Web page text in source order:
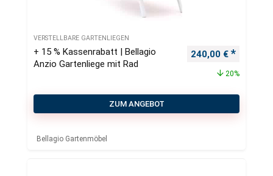
VERSTELLBARE GARTENLIEGEN
+ 15 % Kassenrabatt | Bellagio
Anzio Gartenliege mit Rad
Ursprünglicher
240,00 €
20%
ZUM ANGEBOT
Bellagio Gartenmöbel